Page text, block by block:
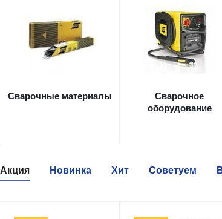
Сварочные материалы
Сварочное
оборудование
Акция Новинка Хит Советуем